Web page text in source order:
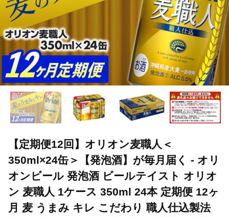
【定期便12回】オリオン麦職人＜
350ml×24缶＞【発泡酒】が毎月届く - オリ
オンビール 発泡酒 ビールテイスト オリオ
ン 麦職人 1ケース 350ml 24本 定期便 12ヶ
月 麦 うまみ キレ こだわり 職人仕込製法